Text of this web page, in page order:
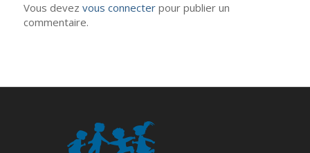
Vous devez vous connecterpour publier un
commentaire.